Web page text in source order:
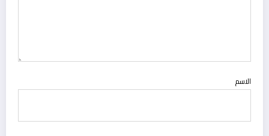
الاسم